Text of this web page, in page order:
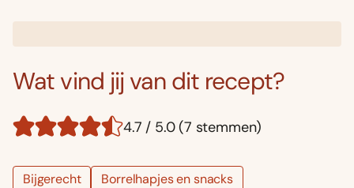
Wat vind jij van dit recept?
4.7 / 5.0 (7 stemmen)
Bijgerecht
Borrelhapjes en snacks